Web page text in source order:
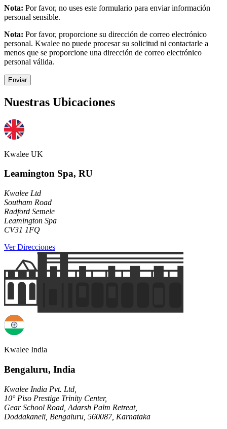
Nota: Por favor, no uses este formulario para enviar información
personal sensible.
Nota: Por favor, proporcione su dirección de correo electrónico
personal. Kwalee no puede procesar su solicitud ni contactarle a
menos que se proporcione una dirección de correo electrónico
personal válida.
Enviar
Nuestras Ubicaciones
Kwalee UK
Leamington Spa, RU
Kwalee Ltd
Southam Road
Radford Semele
Leamington Spa
CV31 1FQ
Ver Direcciones
Kwalee India
Bengaluru, India
Kwalee India Pvt. Ltd,
10° Piso Prestige Trinity Center,
Gear School Road, Adarsh Palm Retreat,
Doddakaneli, Bengaluru, 560087, Karnataka